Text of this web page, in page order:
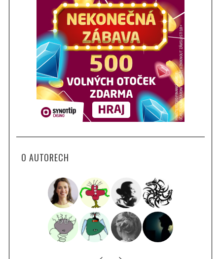
O AUTORECH